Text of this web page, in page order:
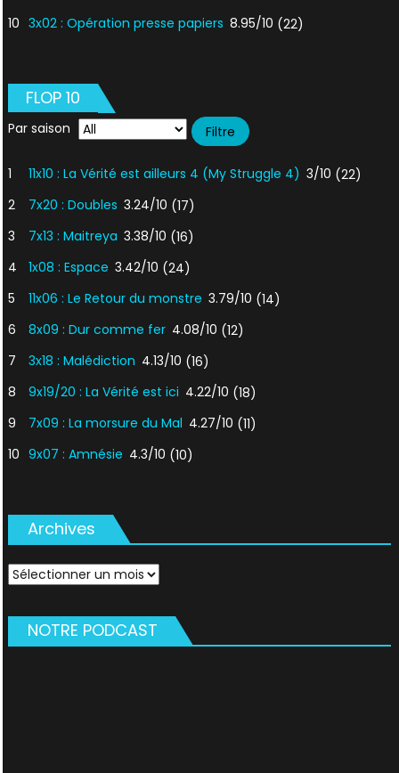
10 3x02 : Opération presse papiers 8.95/10 (22)
FLOP 10
Par saison
1 11x10 : La Vérité est ailleurs 4 (My Struggle 4) 3/10 (22)
2
7x20 : Doubles 3.24/10 (17)
3
7x13 : Maitreya 3.38/10 (16)
4
1x08 : Espace 3.42/10 (24)
5
11x06 : Le Retour du monstre 3.79/10 (14)
6
8x09 : Dur comme fer 4.08/10 (12)
7
3x18 : Malédiction 4.13/10 (16)
8
9x19/20 : La Vérité est ici 4.22/10 (18)
9
7x09 : La morsure du Mal 4.27/10 (11)
10 9x07 : Amnésie 4.3/10 (10)
Archives
Archives
NOTRE PODCAST